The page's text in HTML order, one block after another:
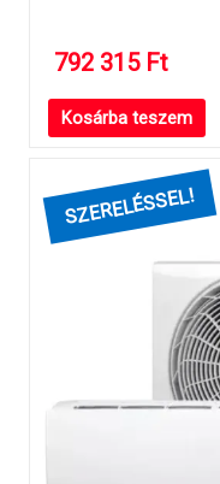
792 315 Ft
Kosárba teszem